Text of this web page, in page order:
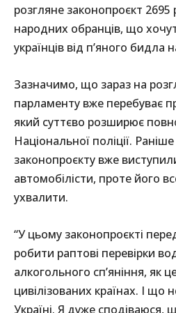
розгляне законопроєкт
народних обранців, що
українців від п’яного бидла
Зазначимо, що зараз на
парламенту вже перебуває
який суттєво розширює
Національної поліції.
законопроєкту вже
автомобілісти, проте його
ухвалити.
“У цьому законопроєкті
робити раптові перевірки
алкогольного сп’яніння, як
цивілізованих країнах. І що
Україні. Я дуже сподіваюся,